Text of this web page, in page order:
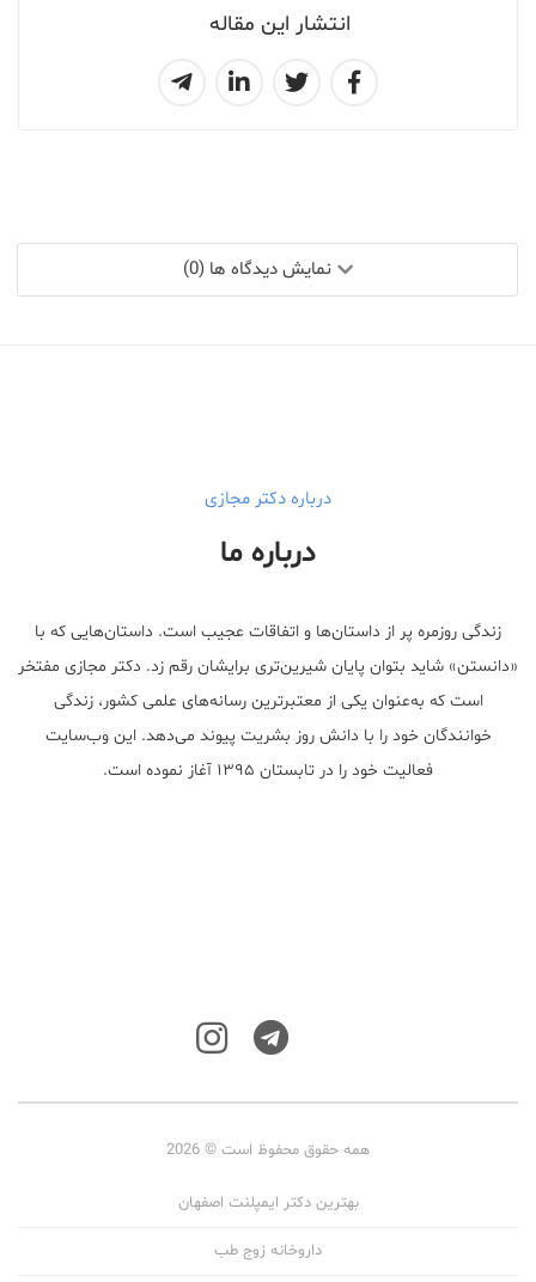
انتشار این مقاله
نمایش دیدگاه ها (0)
درباره دکتر مجازی
درباره ما
زندگی روزمره پر از داستان‌ها و اتفاقات عجیب است. داستان‌هایی که با
«دانستن» شاید بتوان پایان شیرین‌تری برایشان رقم زد. دکتر مجازی مفتخر
است که به‌عنوان یکی از معتبر‌ترین رسانه‌های علمی کشور، زندگی
خوانندگان خود را با دانش روز بشریت پیوند می‌دهد. این وب‌سایت
فعالیت خود را در تابستان ۱۳۹۵ آغاز نموده است.
همه حقوق محفوظ است © 2026
بهترین دکتر ایمپلنت اصفهان
داروخانه زوج طب